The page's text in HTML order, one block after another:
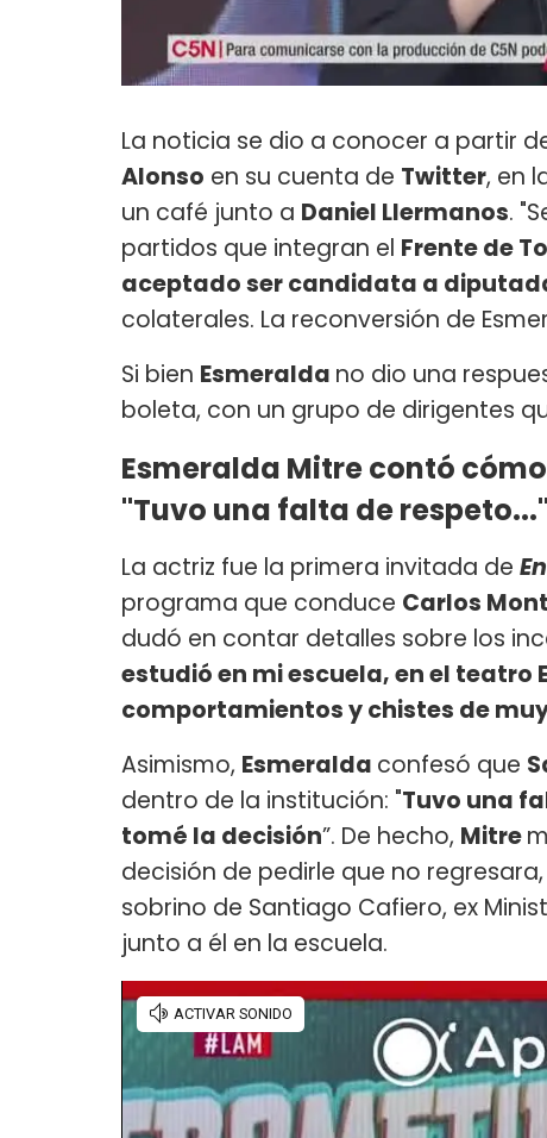
La noticia se dio a conocer a partir
Alonso en su cuenta de Twitter, en
un café junto a Daniel Llermanos.
partidos que integran el Frente de
aceptado ser candidata a
colaterales. La reconversión de
Si bien Esmeralda no dio una
boleta, con un grupo de dirigentes
Esmeralda Mitre contó
"Tuvo una falta de respeto..."
La actriz fue la primera invitada de
programa que conduce Carlos
dudó en contar detalles sobre los
estudió en mi escuela, en el teatro
comportamientos y chistes de
Asimismo, Esmeralda confesó que
dentro de la institución: "Tuvo una
tomé la decisión”. De hecho, Mitre
decisión de pedirle que no
sobrino de Santiago Cafiero, ex
junto a él en la escuela.